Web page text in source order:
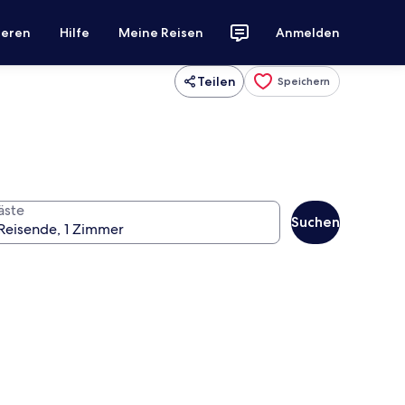
Hilfe Meine Reisen Anmelden
Teilen Speichern
Suchen